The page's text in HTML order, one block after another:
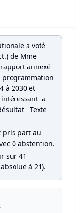
a voté
de Mme
annexé
programmation
à 2030 et
la
: Texte
pris part au
0 abstention.
sur 41
à 21).